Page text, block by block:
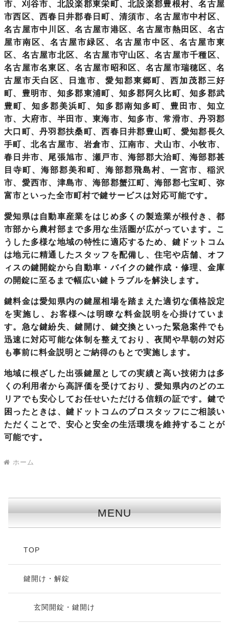
市、刈谷市、北設楽郡東栄町、北設楽郡豊根村、名古屋
市西区、西春日井郡春日町、清須市、名古屋市中村区、
名古屋市中川区、名古屋市港区、名古屋市熱田区、名古
屋市南区、名古屋市緑区、名古屋市中区、名古屋市東
区、名古屋市北区、名古屋市守山区、名古屋市千種区、
名古屋市名東区、名古屋市昭和区、名古屋市瑞穂区、名
古屋市天白区、日進市、愛知郡東郷町、西加茂郡三好
町、豊明市、知多郡東浦町、知多郡阿久比町、知多郡武
豊町、知多郡美浜町、知多郡南知多町、豊田市、知立
市、大府市、半田市、東海市、知多市、常滑市、丹羽郡
大口町、丹羽郡扶桑町、西春日井郡豊山町、愛知郡長久
手町、北名古屋市、岩倉市、江南市、犬山市、小牧市、
春日井市、尾張旭市、瀬戸市、海部郡大治町、海部郡甚
目寺町、海部郡美和町、海部郡飛島村、一宮市、稲沢
市、愛西市、津島市、海部郡蟹江町、海部郡七宝町、弥
富市といった全市町村で鍵サービスは対応可能です。
愛知県は自動車産業をはじめ多くの製造業が根付き、都
市部から農村部まで多用な生活圏が広がっています。こ
うした多様な地域の特性に適応するため、鍵ドットコム
は地元に精通したスタッフを配備し、住宅や店舗、オフ
ィスの鍵開錠から自動車・バイクの鍵作成・修理、金庫
の開錠に至るまで幅広い鍵トラブルを解決します。
鍵料金は愛知県内の鍵屋相場を踏まえた適切な価格設定
を実施し、お客様へは明瞭な料金説明を心掛けていま
す。急な鍵紛失、鍵開け、鍵交換といった緊急案件でも
迅速に対応可能な体制を整えており、夜間や早朝の対応
も事前に料金説明とご納得のもとで実施します。
地域に根ざした出張鍵屋としての実績と高い技術力は多
くの利用者から高評価を受けており、愛知県内のどのエ
リアでも安心してお任せいただける信頼の証です。鍵で
困ったときは、鍵ドットコムのプロスタッフにご相談い
ただくことで、安心と安全の生活環境を維持することが
可能です。
ホーム
MENU
TOP
鍵開け・解錠
玄関開錠・鍵開け